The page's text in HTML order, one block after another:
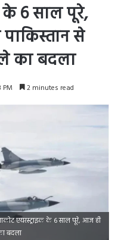
के 6 साल पूरे,
से
का बदला
PM 2 minutes read
एयरस्ट्राइक के 6 साल पूरे, आज ही
बदला